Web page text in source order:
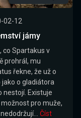
02-12
jámy
co Spartakus v
prohrál, mu
řekne, že už o
jako o gladiátora
nestojí. Existuje
pro muže,
Číst